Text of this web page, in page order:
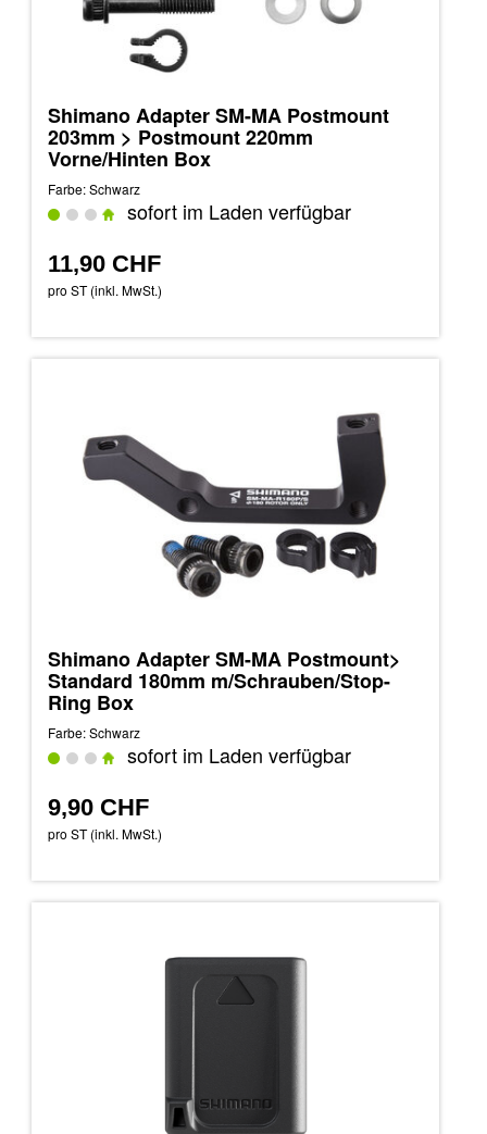
Shimano Adapter SM-MA Postmount
203mm > Postmount 220mm
Vorne/Hinten Box
Farbe: Schwarz
sofort im Laden verfügbar
11,90 CHF
pro ST (inkl. MwSt.)
Shimano Adapter SM-MA Postmount>
Standard 180mm m/Schrauben/Stop-
Ring Box
Farbe: Schwarz
sofort im Laden verfügbar
9,90 CHF
pro ST (inkl. MwSt.)